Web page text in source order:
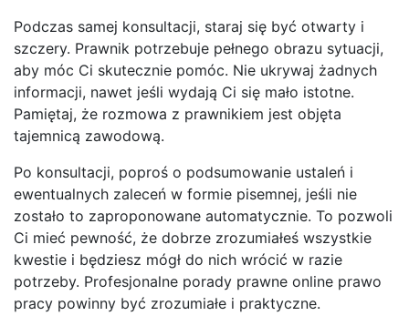
Podczas samej konsultacji, staraj się być otwarty i
szczery. Prawnik potrzebuje pełnego obrazu sytuacji,
aby móc Ci skutecznie pomóc. Nie ukrywaj żadnych
informacji, nawet jeśli wydają Ci się mało istotne.
Pamiętaj, że rozmowa z prawnikiem jest objęta
tajemnicą zawodową.
Po konsultacji, poproś o podsumowanie ustaleń i
ewentualnych zaleceń w formie pisemnej, jeśli nie
zostało to zaproponowane automatycznie. To pozwoli
Ci mieć pewność, że dobrze zrozumiałeś wszystkie
kwestie i będziesz mógł do nich wrócić w razie
potrzeby. Profesjonalne porady prawne online prawo
pracy powinny być zrozumiałe i praktyczne.